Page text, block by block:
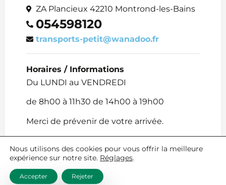
ZA Plancieux 42210 Montrond-les-Bains
054598120
transports-petit@wanadoo.fr
Horaires / Informations
Du LUNDI au VENDREDI
de 8h00 à 11h30 de 14h00 à 19h00
Merci de prévenir de votre arrivée.
Nous utilisons des cookies pour vous offrir la meilleure
expérience sur notre site. Réglages.
Accepter Rejeter